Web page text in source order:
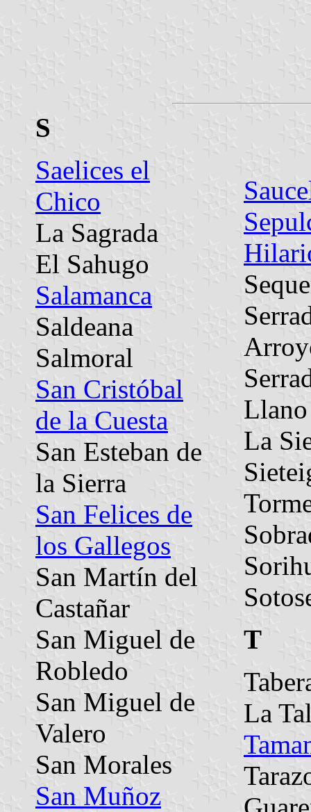
S
Saelices el
Chico
La Sagrada
El Sahugo
Salamanca
Saldeana
Salmoral
San Cristóbal
de la Cuesta
San Esteban de
la Sierra
San Felices de
los Gallegos
San Martín del
Castañar
San Miguel de
Robledo
San Miguel de
Valero
San Morales
San Muñoz
Llano
La
T
La